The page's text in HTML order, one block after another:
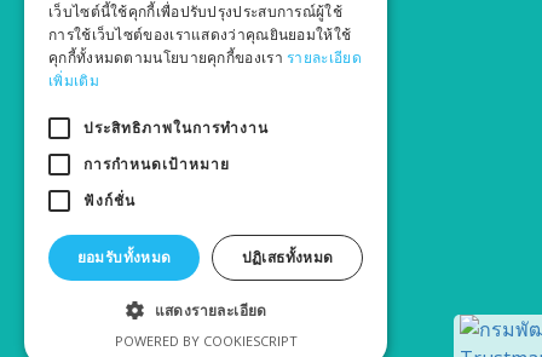
เว็บไซต์นี้ใช้คุกกี้เพื่อปรับปรุงประสบการณ์ผู้ใช้
การใช้เว็บไซต์ของเราแสดงว่าคุณยินยอมให้ใช้
คุกกี้ทั้งหมดตามนโยบายคุกกี้ของเรารายละเอียด
เพิ่มเติม
ประสิทธิภาพในการทำงาน
การกำหนดเป้าหมาย
ฟังก์ชั่น
ยอมรับทั้งหมด ปฏิเสธทั้งหมด
แสดงรายละเอียด
POWERED BY COOKIESCRIPT